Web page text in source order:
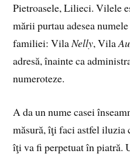
Pietroasele, Lilieci. Vilele
mării purtau adesea
familiei: VilaNelly, Vila
adresă, înainte ca
numeroteze.
A da un nume casei
măsură, îţi faci astfel iluzia
îţi va fi perpetuat în piatră.